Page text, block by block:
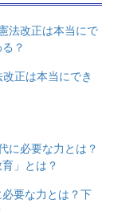
正は本当にでき
必要な力とは？下